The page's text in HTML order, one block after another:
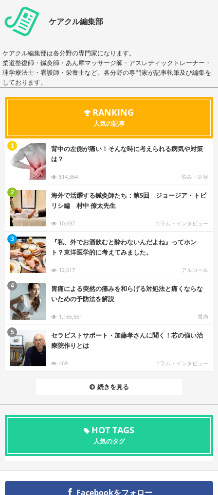
ケアクル編集部
ケアクル編集部は各分野の専門家になります。
柔道整復師・鍼灸師・あん摩マッサージ師・アスレティックトレーナー・
理学療法士・看護師・栄養士など、各分野の専門家が記事執筆及び編集を
しております。
RANKING
人気の記事
背中の左側が痛い！そんな時に考えられる病気や対策
は？
514,364 悩み・症状
1
海外で活躍する鍼灸師たち：第5回 ジョージア・トビ
リシ編 村中 僚太先生
10,697 コラム・インタビュー
2
『私、外でお酒飲むと酔わないんだよね』ってホン
ト？東洋医学的に考えてみました。
12,617 アルコール
3
胃痛による突然の痛みを和らげる対処法と痛くならな
いための予防法を解説
1,165,851 胃痛
4
セラピストサポート・加藤孝さんに聞く！芯の強い治
療院作りとは
469 コラム・インタビュー
5
続きを見る
HOT TAGS
人気のタグ
Facebookをフォロー